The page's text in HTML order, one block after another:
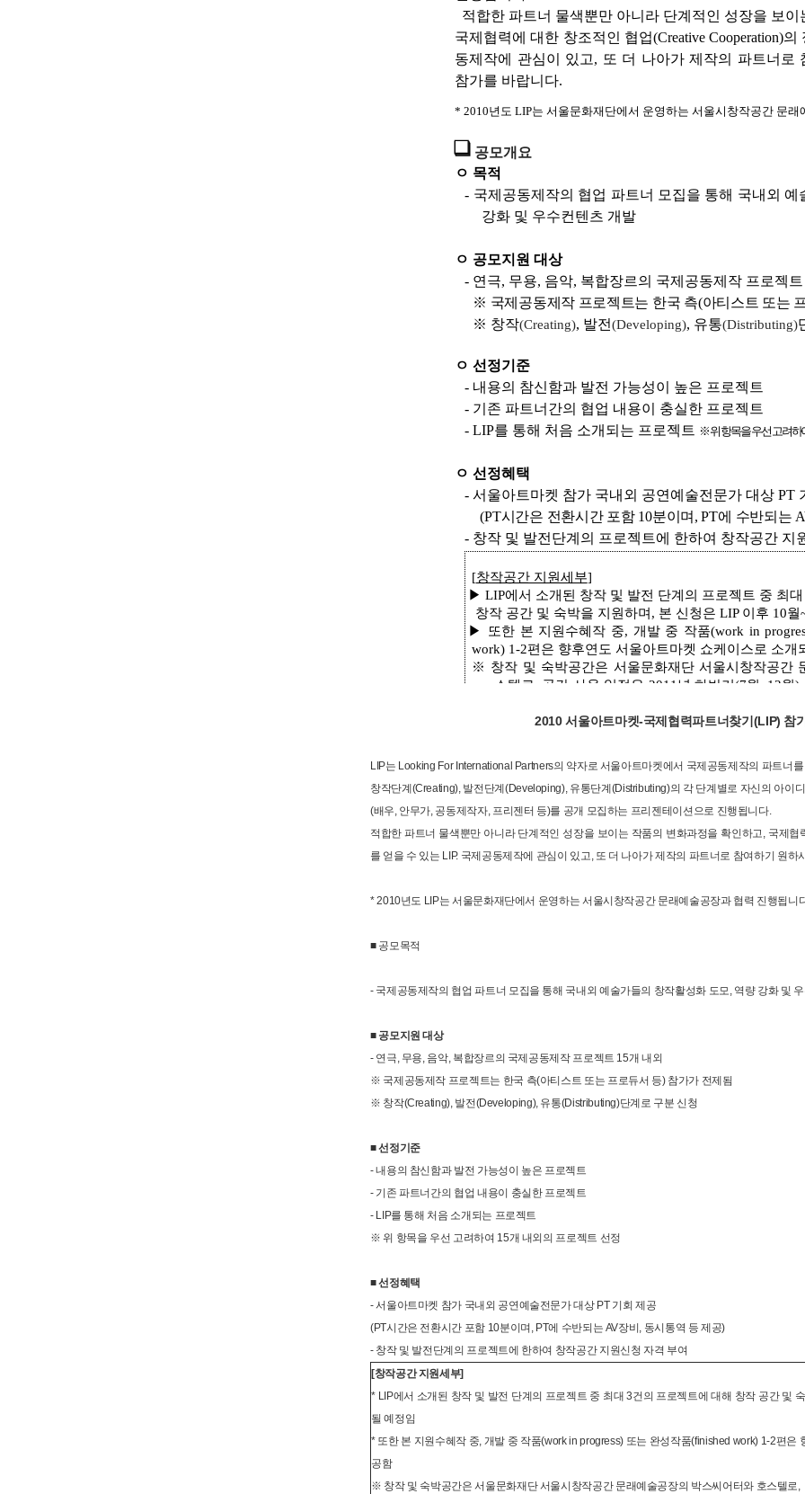
2010 서울아트마켓-국제협력파트너찾기(LIP) 참
LIP는 Looking For International Partners의 약자로 서울아트마켓에서 국제공동제작의 파트너
창작단계(Creating), 발전단계(Developing), 유통단계(Distributing)의 각 단계별로 자신의 아이
(배우, 안무가, 공동제작자, 프리젠터 등)를 공개 모집하는 프리젠테이션으로 진행됩니다.
적합한 파트너 물색뿐만 아니라 단계적인 성장을 보이는 작품의 변화과정을 확인하고, 국제
를 얻을 수 있는 LIP. 국제공동제작에 관심이 있고, 또 더 나아가 제작의 파트너로 참여하기 원하
* 2010년도 LIP는 서울문화재단에서 운영하는 서울시창작공간 문래예술공장과 협력 진행됩니
■ 공모목적
- 국제공동제작의 협업 파트너 모집을 통해 국내외 예술가들의 창작활성화 도모, 역량 강화 및
■ 공모지원 대상
- 연극, 무용, 음악, 복합장르의 국제공동제작 프로젝트 15개 내외
※ 국제공동제작 프로젝트는 한국 측(아티스트 또는 프로듀서 등) 참가가 전제됨
※ 창작(Creating), 발전(Developing), 유통(Distributing)단계로 구분 신청
■ 선정기준
- 내용의 참신함과 발전 가능성이 높은 프로젝트
- 기존 파트너간의 협업 내용이 충실한 프로젝트
- LIP를 통해 처음 소개되는 프로젝트
※ 위 항목을 우선 고려하여 15개 내외의 프로젝트 선정
■ 선정혜택
- 서울아트마켓 참가 국내외 공연예술전문가 대상 PT 기회 제공
(PT시간은 전환시간 포함 10분이며, PT에 수반되는 AV장비, 동시통역 등 제공)
- 창작 및 발전단계의 프로젝트에 한하여 창작공간 지원신청 자격 부여
[창작공간 지원세부]
* LIP에서 소개된 창작 및 발전 단계의 프로젝트 중 최대 3건의 프로젝트에 대해 창작 공간 및
될 예정임
* 또한 본 지원수혜작 중, 개발 중 작품(work in progress) 또는 완성작품(finished work) 1-2편은
공함
※ 창작 및 숙박공간은 서울문화재단 서울시창작공간 문래예술공장의 박스씨어터와 호스텔로,